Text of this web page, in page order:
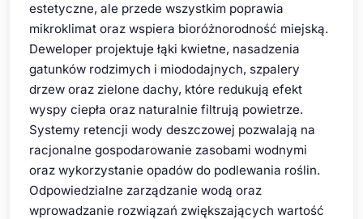
estetyczne, ale przede wszystkim poprawia
mikroklimat oraz wspiera bioróżnorodność miejską.
Deweloper projektuje łąki kwietne, nasadzenia
gatunków rodzimych i miododajnych, szpalery
drzew oraz zielone dachy, które redukują efekt
wyspy ciepła oraz naturalnie filtrują powietrze.
Systemy retencji wody deszczowej pozwalają na
racjonalne gospodarowanie zasobami wodnymi
oraz wykorzystanie opadów do podlewania roślin.
Odpowiedzialne zarządzanie wodą oraz
wprowadzanie rozwiązań zwiększających wartość